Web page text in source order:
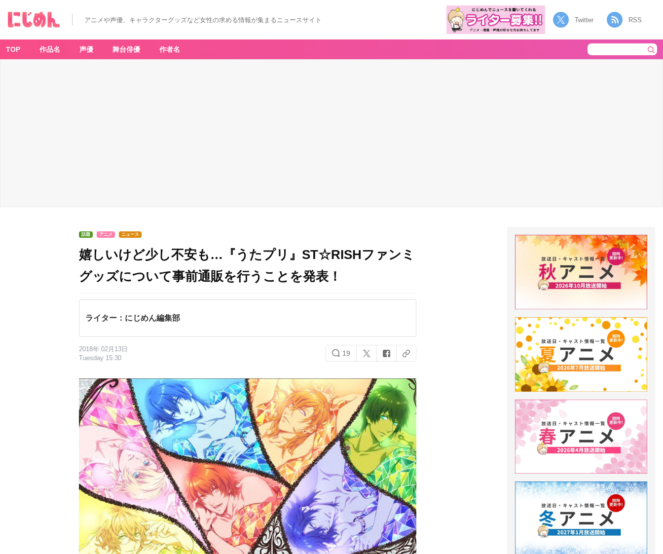
アニメや声優、キャラクターグッズなど女性の求める情報が集まるニュースサイト Twitter RSS
TOP 作品名 声優 舞台俳優 作者名
話題 アニメ ニュース
嬉しいけど少し不安も…『うたプリ』ST☆RISHファンミ
グッズについて事前通販を行うことを発表！
ライター：にじめん編集部
2018年 02月13日
Tuesday 15:30
19